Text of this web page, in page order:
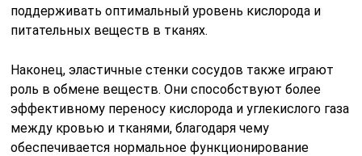
поддерживать оптимальный уровень кислорода и
питательных веществ в тканях.
Наконец, эластичные стенки сосудов также играют
роль в обмене веществ. Они способствуют более
эффективному переносу кислорода и углекислого газа
между кровью и тканями, благодаря чему
обеспечивается нормальное функционирование